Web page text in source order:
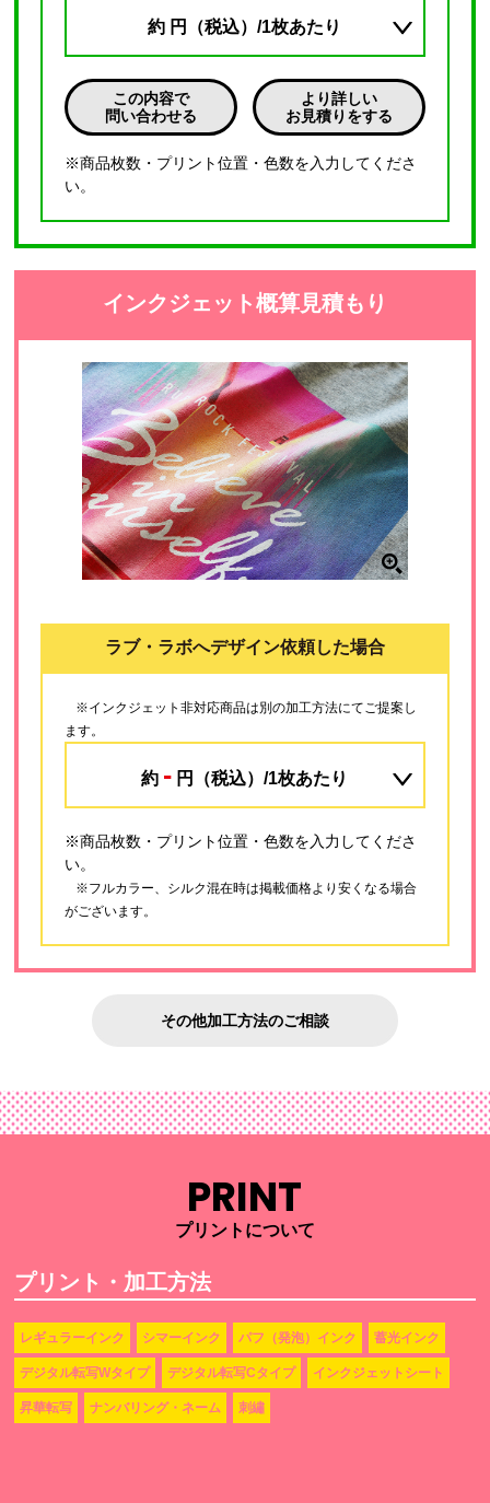
約 円（税込）/1枚あたり
この内容で
問い合わせる
より詳しい
お見積りをする
※商品枚数・プリント位置・色数を入力してくださ
い。
インクジェット概算見積もり
ラブ・ラボへデザイン依頼した場合
※インクジェット非対応商品は別の加工方法にてご提案し
ます。
約 - 円（税込）/1枚あたり
※商品枚数・プリント位置・色数を入力してくださ
い。
※フルカラー、シルク混在時は掲載価格より安くなる場合
がございます。
その他加工方法のご相談
PRINT
プリントについて
プリント・加工方法
レギュラーインク シマーインク パフ（発泡）インク 蓄光インク
デジタル転写Wタイプ デジタル転写Cタイプ インクジェットシート
昇華転写 ナンバリング・ネーム 刺繡